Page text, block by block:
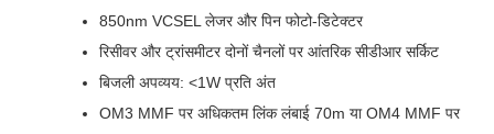
850nm VCSEL लेजर और पिन फोटो-डिटेक्टर
रिसीवर और ट्रांसमीटर दोनों चैनलों पर आंतरिक सीडीआर सर्किट
बिजली अपव्यय: <1W प्रति अंत
OM3 MMF पर अधिकतम लिंक लंबाई 70m या OM4 MMF पर